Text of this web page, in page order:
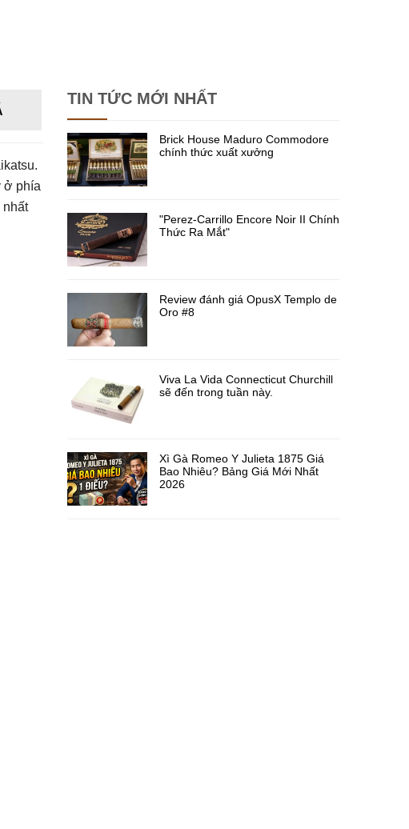
ở phía
nhất
TIN TỨC MỚI NHẤT
Brick House Maduro Commodore
chính thức xuất xưởng
"Perez-Carrillo Encore Noir II Chính
Thức Ra Mắt"
Review đánh giá OpusX Templo de
Oro #8
Viva La Vida Connecticut Churchill
sẽ đến trong tuần này.
Xì Gà Romeo Y Julieta 1875 Giá
Bao Nhiêu? Bảng Giá Mới Nhất
2026